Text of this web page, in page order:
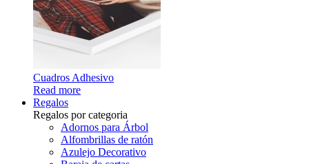
Cuadros Adhesivo
Read more
Regalos
Regalos por categoria
Adornos para Árbol
Alfombrillas de ratón
Azulejo Decorativo